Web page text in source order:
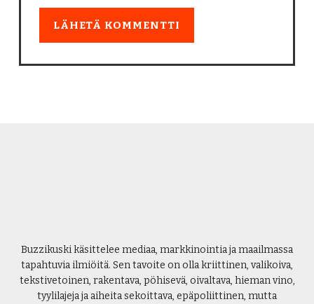
Buzzikuski käsittelee mediaa, markkinointia ja maailmassa
tapahtuvia ilmiöitä. Sen tavoite on olla kriittinen, valikoiva,
tekstivetoinen, rakentava, pöhisevä, oivaltava, hieman vino,
tyylilajeja ja aiheita sekoittava, epäpoliittinen, mutta